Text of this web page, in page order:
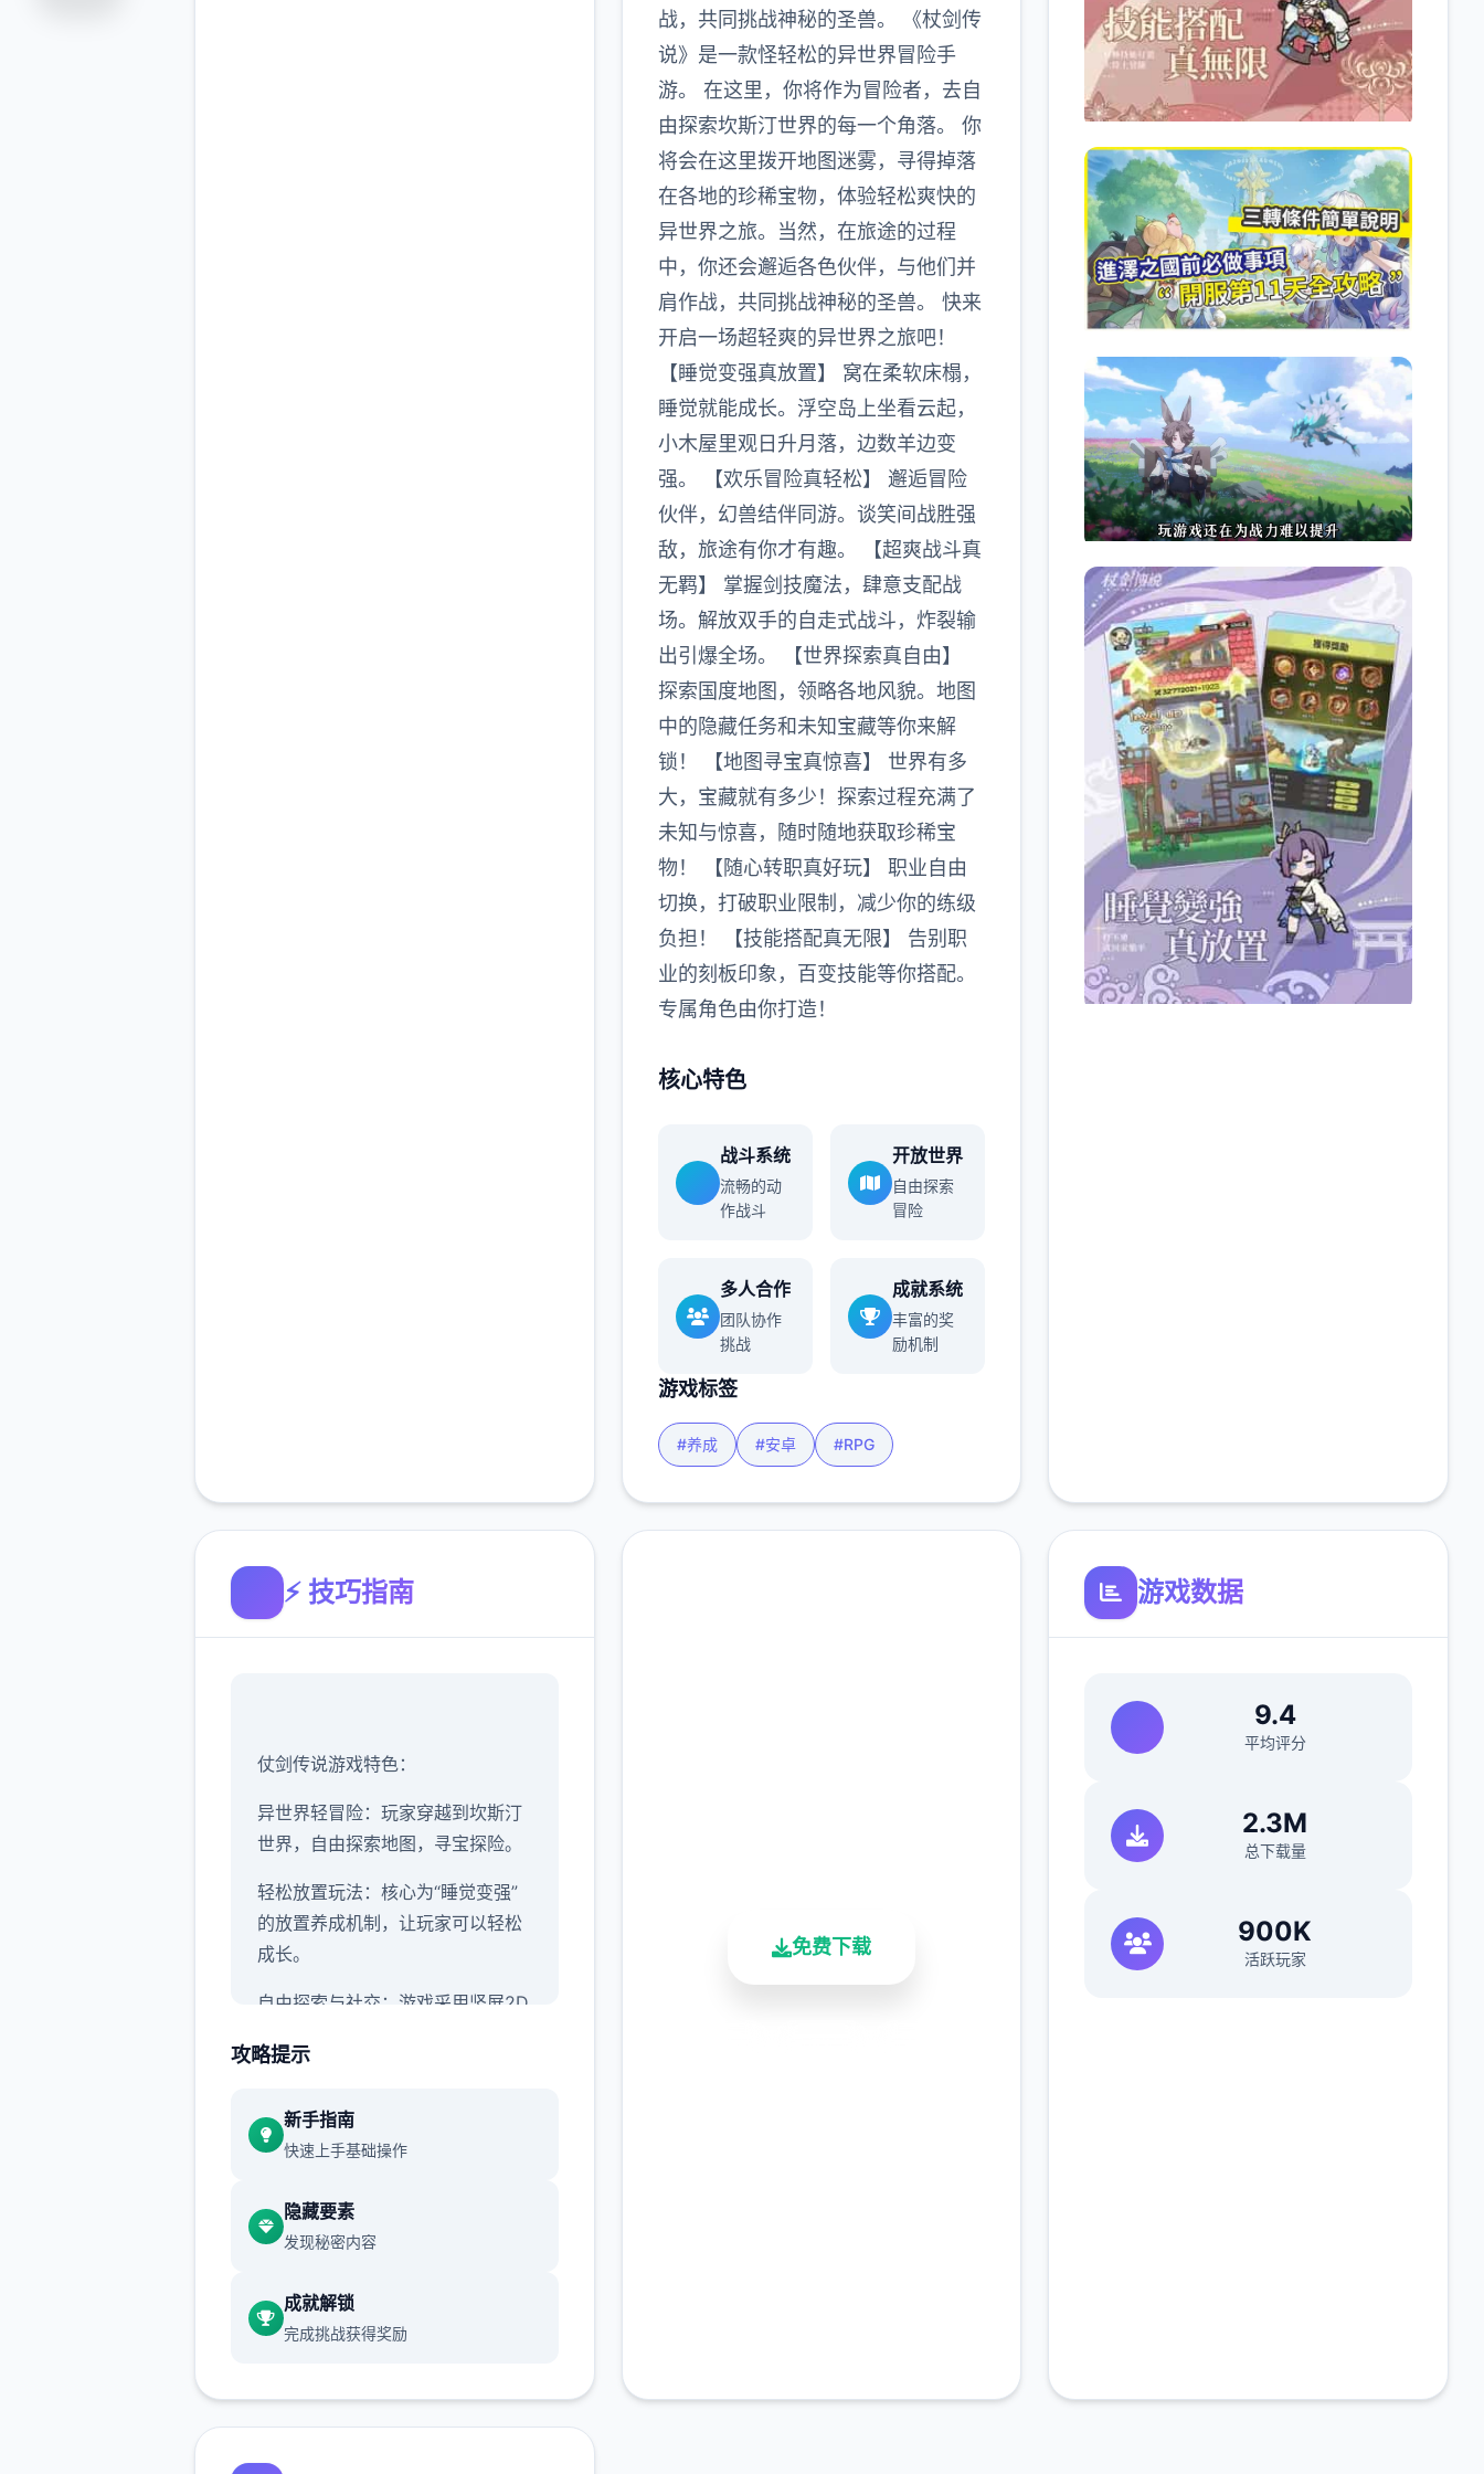
战，共同挑战神秘的圣兽。 《杖剑传
说》是一款怪轻松的异世界冒险手
游。 在这里，你将作为冒险者，去自
由探索坎斯汀世界的每一个角落。 你
将会在这里拨开地图迷雾，寻得掉落
在各地的珍稀宝物，体验轻松爽快的
异世界之旅。当然，在旅途的过程
中，你还会邂逅各色伙伴，与他们并
肩作战，共同挑战神秘的圣兽。 快来
开启一场超轻爽的异世界之旅吧！
【睡觉变强真放置】 窝在柔软床榻，
睡觉就能成长。浮空岛上坐看云起，
小木屋里观日升月落，边数羊边变
强。 【欢乐冒险真轻松】 邂逅冒险
伙伴，幻兽结伴同游。谈笑间战胜强
敌，旅途有你才有趣。 【超爽战斗真
无羁】 掌握剑技魔法，肆意支配战
场。解放双手的自走式战斗，炸裂输
出引爆全场。 【世界探索真自由】
探索国度地图，领略各地风貌。地图
中的隐藏任务和未知宝藏等你来解
锁！ 【地图寻宝真惊喜】 世界有多
大，宝藏就有多少！探索过程充满了
未知与惊喜，随时随地获取珍稀宝
物！ 【随心转职真好玩】 职业自由
切换，打破职业限制，减少你的练级
负担！ 【技能搭配真无限】 告别职
业的刻板印象，百变技能等你搭配。
专属角色由你打造！
核心特色
战斗系统
流畅的动
作战斗
开放世界
自由探索
冒险
多人合作
团队协作
挑战
成就系统
丰富的奖
励机制
游戏标签
#养成 #安卓 #RPG
⚡ 技巧指南
仗剑传说游戏特色：
异世界轻冒险：玩家穿越到坎斯汀
世界，自由探索地图，寻宝探险。
轻松放置玩法：核心为“睡觉变强”
的放置养成机制，让玩家可以轻松
成长。
自由探索与社交：游戏采用竖屏2D
藏和丰富的世界地图。
无羁战斗与技能搭配：采用解放双
手的自走式战斗，支持百变技能搭
伙伴与幻兽：玩家可以邂逅各种伙
伴，与幻兽结伴同游，并肩挑战神
游戏背景：
攻略提示
新手指南
快速上手基础操作
隐藏要素
发现秘密内容
成就解锁
完成挑战获得奖励
免费下载
游戏数据
9.4
平均评分
2.3M
总下载量
900K
活跃玩家